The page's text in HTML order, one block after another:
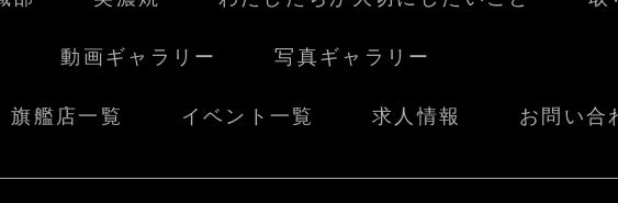
動画ギャラリー 写真ギャラリー
旗艦店一覧 イベント一覧 求人情報 お問い合